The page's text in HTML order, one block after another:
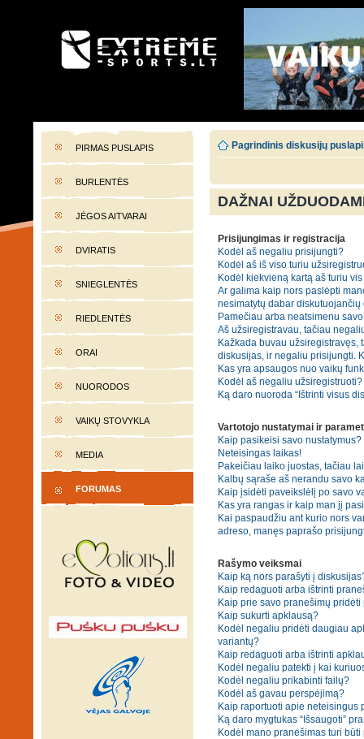
EXTREME-SPORTS.LT
PIRMAS PUSLAPIS
BURLENTĖS
JĖGOS AITVARAI
DVIRATIS
SNIEGLENTĖS
RIEDLENTĖS
ORAI
NUORODOS
VAIKŲ STOVYKLA
MEDIA
FORUMAS
Pagrindinis diskusijų
DAŽNAI
Prisijungimas ir registracija
Kodėl aš negaliu prisijungti?
Kodėl aš iš viso turiu
Kodėl kiekvieną kartą aš turiu
Ar galima kaip nors paslėpti
nesimatytų dabar
Pamečiau arba neatsimenu
Aš užsiregistravau, tačiau
Kažkada buvau užsiregistravęs,
diskusijas, ir negaliu prisijungti.
Kas yra apsaugos nuo vaikų
Kodėl aš negaliu užsiregistruoti?
Ką daro nuoroda “Ištrinti visus
Vartotojo nustatymai ir
Kaip pasikeisi savo nustatymus?
Neteisingas laikas!
Pakeičiau laiko juostas, tačiau
Kalbų sąraše aš nerandu savo
Kaip įsidėti paveikslėlį po savo
Kas yra rangas ir kaip man jį
Kai paspaudžiu ant kurio nors
adreso, manęs paprašo
Rašymo veiksmai
Kaip ką nors parašyti į
Kaip redaguoti arba ištrinti
Kaip prie savo pranešimų pridėti
Kaip sukurti apklausą?
Kodėl negaliu pridėti daugiau
variantų?
Kaip redaguoti arba ištrinti
Kodėl negaliu patekti į kai
Kodėl negaliu prikabinti failų?
Kodėl aš gavau perspėjimą?
Kaip raportuoti apie neteisingus
Ką daro mygtukas “Išsaugoti”
Kodėl mano pranešimas turi būti